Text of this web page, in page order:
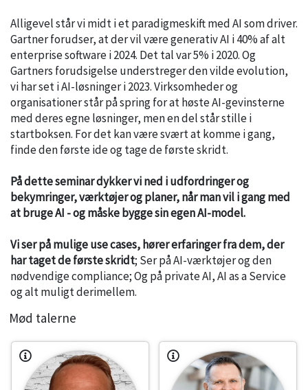
Alligevel står vi midt i et paradigmeskift med AI som driver.
Gartner forudser, at der vil være generativ AI i 40% af alt
enterprise software i 2024. Det tal var 5% i 2020. Og
Gartners forudsigelse understreger den vilde evolution,
vi har set i AI-løsninger i 2023. Virksomheder og
organisationer står på spring for at høste AI-gevinsterne
med deres egne løsninger, men en del står stille i
startboksen. For det kan være svært at komme i gang,
finde den første ide og tage de første skridt.
På dette seminar dykker vi ned i udfordringer og
bekymringer, værktøjer og planer, når man vil i gang med
at bruge AI - og måske bygge sin egen AI-model.
Vi ser på mulige use cases, hører erfaringer fra dem, der
har taget de første skridt; Ser på AI-værktøjer og den
nødvendige compliance; Og på private AI, AI as a Service
og alt muligt derimellem.
Mød talerne